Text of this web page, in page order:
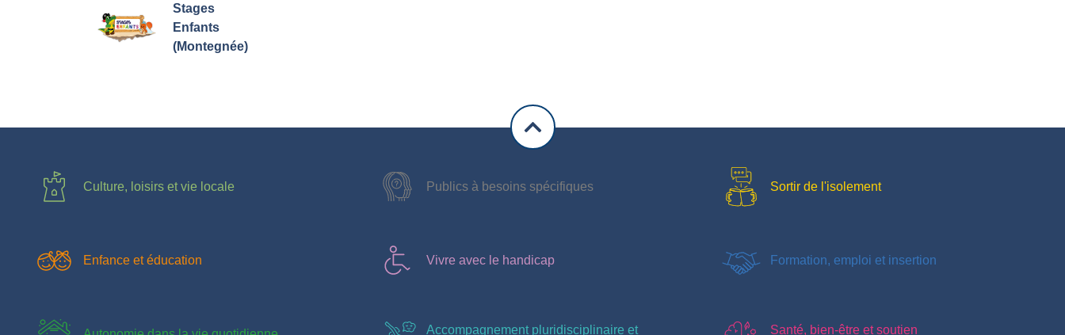
Stages
Enfants
(Montegnée)
Culture, loisirs et vie locale Publics à besoins spécifiques Sortir de l'isolement
Enfance et éducation Vivre avec le handicap Formation, emploi et insertion
Accompagnement pluridisciplinaire et Santé, bien-être et soutien